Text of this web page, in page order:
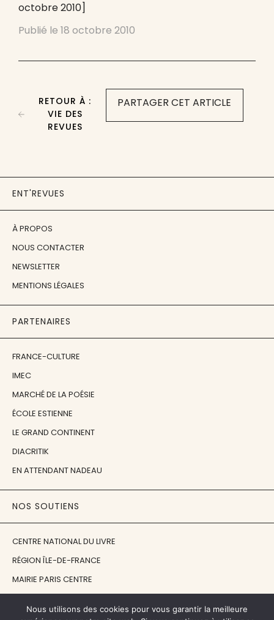
octobre 2010]
Publié le 18 octobre 2010
PARTAGER CET ARTICLE
RETOUR À :
VIE DES
REVUES
ENT'REVUES
À PROPOS
NOUS CONTACTER
NEWSLETTER
MENTIONS LÉGALES
PARTENAIRES
FRANCE-CULTURE
IMEC
MARCHÉ DE LA POÉSIE
ÉCOLE ESTIENNE
LE GRAND CONTINENT
DIACRITIK
EN ATTENDANT NADEAU
NOS SOUTIENS
CENTRE NATIONAL DU LIVRE
RÉGION ÎLE-DE-FRANCE
MAIRIE PARIS CENTRE
FONDATION JAN MICHALSKI
Nous utilisons des cookies pour vous garantir la meilleure